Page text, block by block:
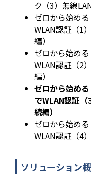
ク（3）無線
ゼロから始め
WLAN認証（1
編）
ゼロから始め
WLAN認証（2
編）
ゼロから始め
でWLAN認証
続編）
ゼロから始め
WLAN認証（4
ソリューション